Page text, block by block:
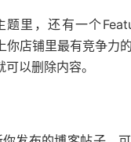
题里，还有一个
你店铺里最有竞争力
以删除内容。